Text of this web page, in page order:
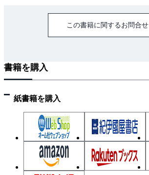
この書籍に関するお問合せ
書籍を購入
紙書籍を購入